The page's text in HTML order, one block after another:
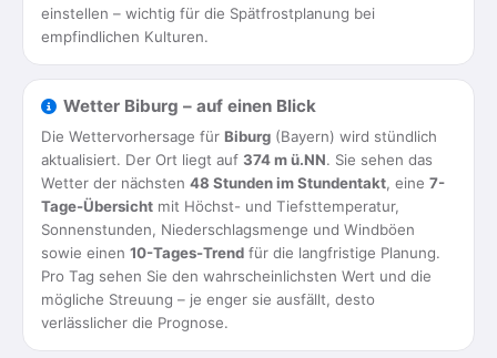
einstellen – wichtig für die Spätfrostplanung bei
empfindlichen Kulturen.
Wetter Biburg – auf einen Blick
Die Wettervorhersage für Biburg (Bayern) wird stündlich
aktualisiert. Der Ort liegt auf 374 m ü.NN. Sie sehen das
Wetter der nächsten 48 Stunden im Stundentakt, eine 7-
Tage-Übersicht mit Höchst- und Tiefsttemperatur,
Sonnenstunden, Niederschlagsmenge und Windböen
sowie einen 10-Tages-Trend für die langfristige Planung.
Pro Tag sehen Sie den wahrscheinlichsten Wert und die
mögliche Streuung – je enger sie ausfällt, desto
verlässlicher die Prognose.